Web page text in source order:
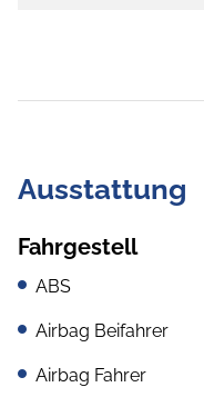
Ausstattung
Fahrgestell
ABS
Airbag Beifahrer
Airbag Fahrer